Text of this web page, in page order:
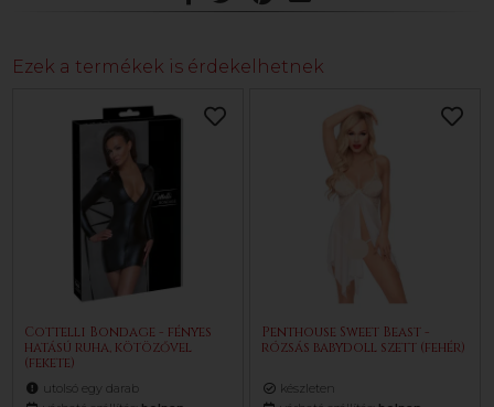
Ezek a termékek is érdekelhetnek
Cottelli Bondage - fényes
hatású ruha, kötözővel
(fekete)
utolsó egy darab
Penthouse Sweet Beast -
rózsás babydoll szett (fehér)
készleten